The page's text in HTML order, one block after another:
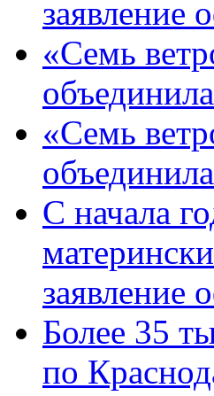
заявление
«Семь
«Семь
С начала
заявление
Более 35
по